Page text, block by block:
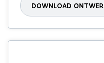
DOWNLOAD